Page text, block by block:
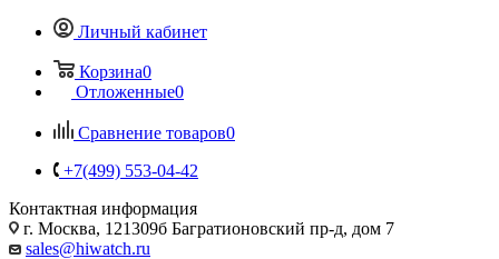
Личный кабинет
Корзина0
Отложенные0
Сравнение товаров0
+7(499) 553-04-42
Контактная информация
г. Москва, 121309б Багратионовский пр-д, дом 7
sales@hiwatch.ru